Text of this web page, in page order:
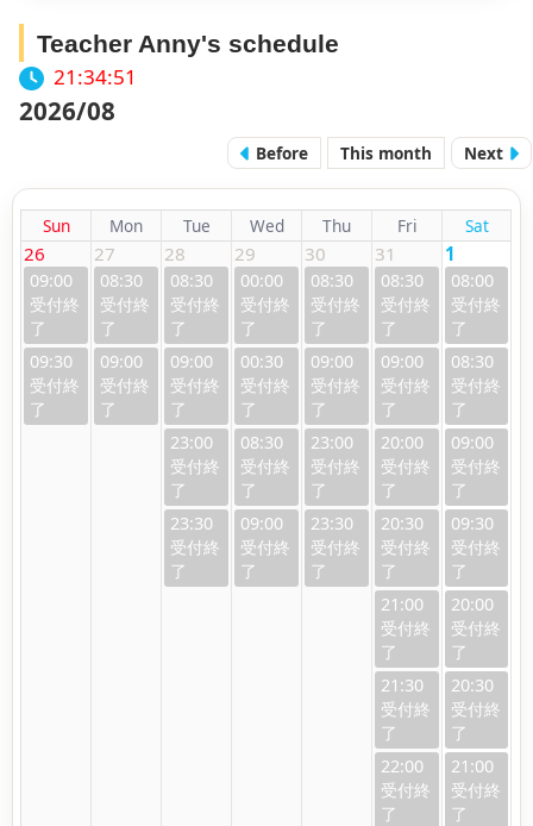
Teacher Anny's schedule
21:34:52
2026/08
Before This month Next
Sun Mon Tue Wed Thu Fri Sat
26
09:00
09:30
27
08:30
09:00
28
08:30
09:00
23:00
23:30
29
00:00
00:30
08:30
09:00
30
08:30
09:00
23:00
23:30
31
08:30
09:00
20:00
20:30
21:00
21:30
22:00
1
08:00
08:30
09:00
09:30
20:00
20:30
21:00